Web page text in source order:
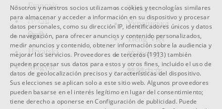
Français
עברית
हिन्दी
Hrvatski
Magyar
Türkçe
Украïнська
Tiếng Việt
简体中文
繁體中文
SWEDISH
SPANISH
CATALAN
ARABIC
BULGARIAN
Nosotros y nuestros socios utilizamos cookies y tecnologías similares
para almacenar y acceder a información en su dispositivo y procesar
datos personales, como su dirección IP, identificadores únicos y datos
de navegación, para ofrecer anuncios y contenido personalizados,
medir anuncios y contenido, obtener información sobre la audiencia y
mejorar los servicios. Proveedores de terceros (1913) también
pueden procesar sus datos para estos y otros fines, incluido el uso de
datos de geolocalización precisos y características del dispositivo.
Sus elecciones se aplican solo a este sitio web. Algunos proveedores
pueden basarse en el interés legítimo en lugar del consentimiento;
tiene derecho a oponerse enConfiguración de publicidad. Puede